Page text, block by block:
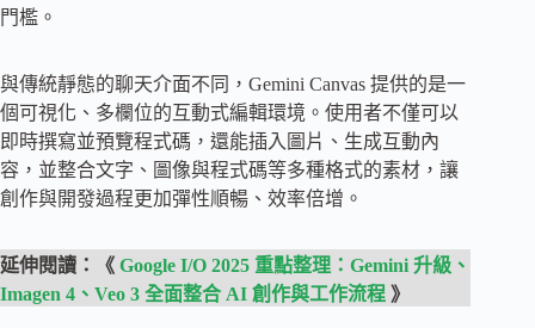
門檻。
與傳統靜態的聊天介面不同，Gemini Canvas 提供的是一
個可視化、多欄位的互動式編輯環境。使用者不僅可以
即時撰寫並預覽程式碼，還能插入圖片、生成互動內
容，並整合文字、圖像與程式碼等多種格式的素材，讓
創作與開發過程更加彈性順暢、效率倍增。
延伸閱讀：《 Google I/O 2025 重點整理：Gemini 升級、
Imagen 4、Veo 3 全面整合 AI 創作與工作流程 》